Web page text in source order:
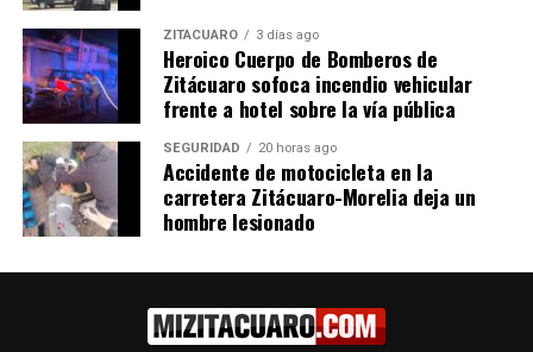
Vinculan a proceso a sujeto
detenido por agresión sexual
cometida en entorno escolar
26 marzo, 2026
En "Michoacán"
RELATED TOPICS:
Poder Legislativo otorga reconocimiento póstumo a
defensor de la mariposa monarca
ZITÁCUARO 3 días ago
Heroico Cuerpo de Bomberos de
Zitácuaro sofoca incendio vehicular
frente a hotel sobre la vía pública
SEGURIDAD 20 horas ago
Accidente de motocicleta en la
carretera Zitácuaro-Morelia deja un
hombre lesionado